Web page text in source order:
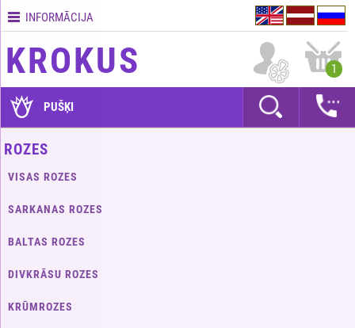
Kontakti
Piegādes
GARANTIJAS
apmaksāt?
Kā
pasūtījumu?
INFORMĀCIJA
KROKUS 1
PUŠĶI
ROZES
VISAS ROZES
SARKANAS ROZES
BALTAS ROZES
DIVKRĀSU ROZES
KRŪMROZES